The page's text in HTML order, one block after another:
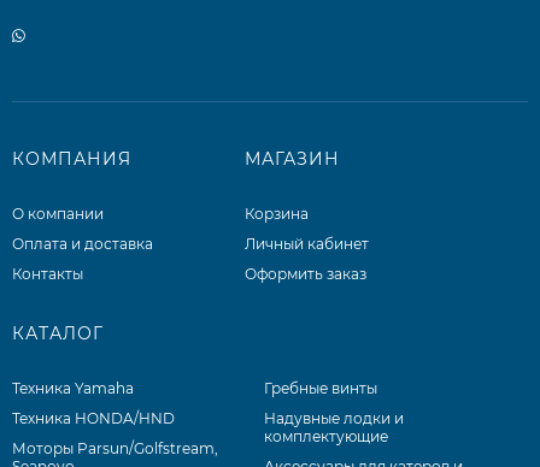
КОМПАНИЯ
О компании
Оплата и доставка
Контакты
МАГАЗИН
Корзина
Личный кабинет
Оформить заказ
КАТАЛОГ
Техника Yamaha
Техника HONDA/HND
Моторы Parsun/Golfstream,
Гребные винты
Надувные лодки и
комплектующие